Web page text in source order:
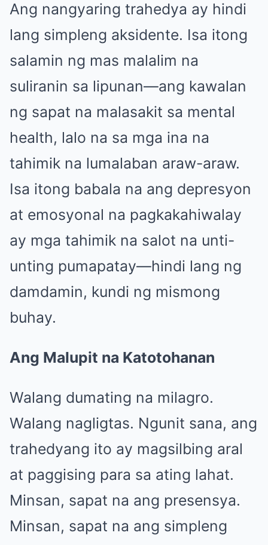
Ang nangyaring trahedya ay hindi
lang simpleng aksidente. Isa itong
salamin ng mas malalim na
suliranin sa lipunan—ang kawalan
ng sapat na malasakit sa mental
health, lalo na sa mga ina na
tahimik na lumalaban araw-araw.
Isa itong babala na ang depresyon
at emosyonal na pagkakahiwalay
ay mga tahimik na salot na unti-
unting pumapatay—hindi lang ng
damdamin, kundi ng mismong
buhay.
Ang Malupit na Katotohanan
Walang dumating na milagro.
Walang nagligtas. Ngunit sana, ang
trahedyang ito ay magsilbing aral
at paggising para sa ating lahat.
Minsan, sapat na ang presensya.
Minsan, sapat na ang simpleng